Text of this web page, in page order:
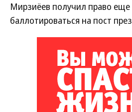
Мирзиёев получил право
баллотироваться на пост